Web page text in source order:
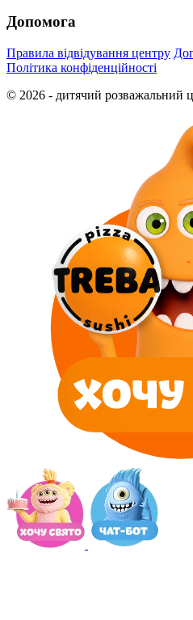
Допомога
Правила відвідування центру
Політика конфіденційності
© 2026 - дитячий розважальний